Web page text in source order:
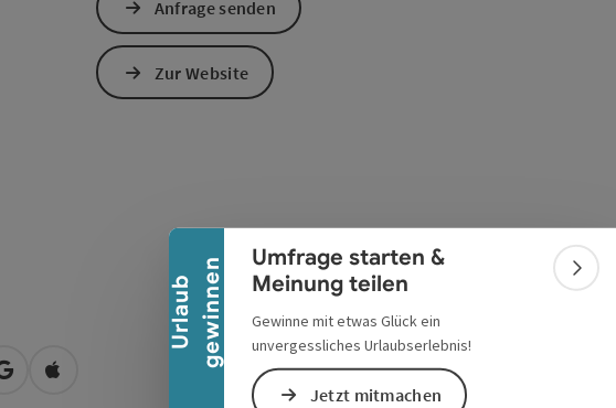
U
r
l
a
u
b
g
e
w
i
n
n
en
Banner einklappen
Umfrage starten &
Meinung teilen
Gewinne mit etwas Glück ein
unvergessliches Urlaubserlebnis!
Jetzt mitmachen
in Google Maps öffnen
in Apple Maps öffnen
Anfrage senden
Zur Website